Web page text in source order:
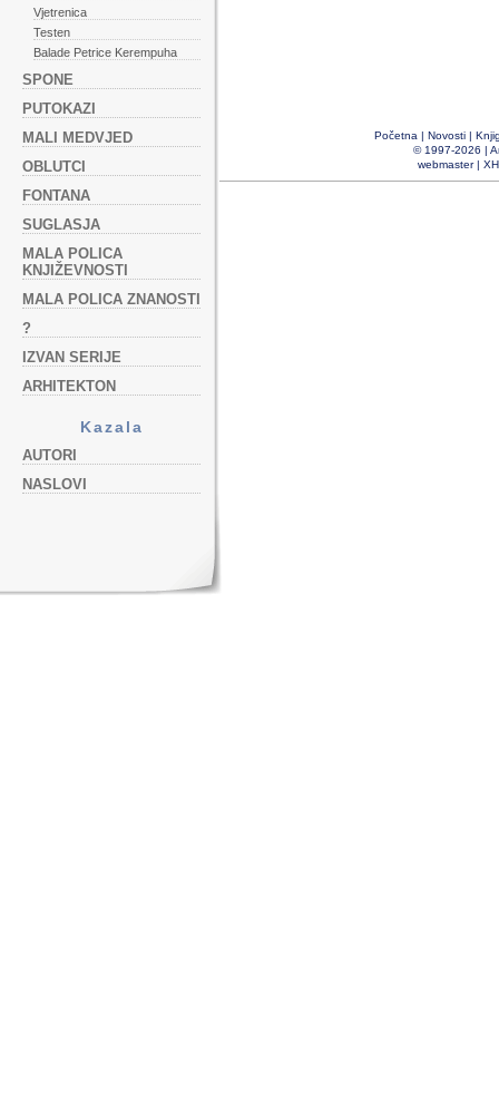
Vjetrenica
Testen
Balade Petrice Kerempuha
SPONE
PUTOKAZI
MALI MEDVJED
OBLUTCI
FONTANA
SUGLASJA
MALA POLICA
KNJIŽEVNOSTI
MALA POLICA ZNANOSTI
?
IZVAN SERIJE
ARHITEKTON
Kazala
AUTORI
NASLOVI
Početna | Novosti |
© 1997-2026 |
webmaster|